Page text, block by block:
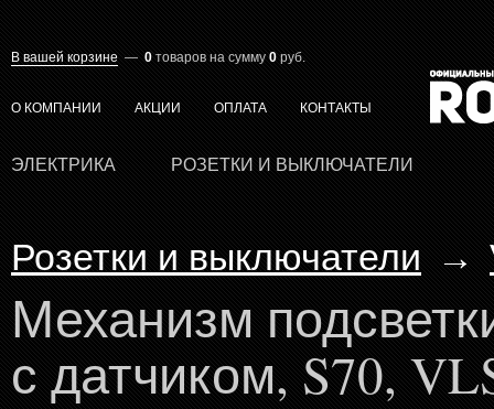
В вашей корзине — 0 товаров на сумму 0 руб.
О КОМПАНИИ АКЦИИ ОПЛАТА КОНТАКТЫ
ЭЛЕКТРИКА РОЗЕТКИ И ВЫКЛЮЧАТЕЛИ
Розетки и выключатели →
Механизм
с датчиком, S70,